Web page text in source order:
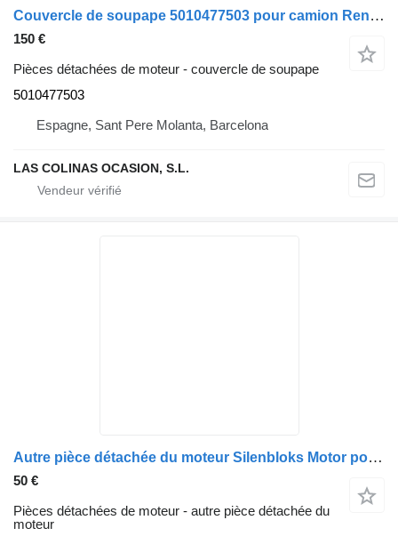
Couvercle de soupape 5010477503 pour camion Renault PREMIUM 420
150 €
Pièces détachées de moteur - couvercle de soupape
5010477503
Espagne, Sant Pere Molanta, Barcelona
LAS COLINAS OCASION, S.L.
Autre pièce détachée du moteur Silenbloks Motor pour camion Renault PREMIUM 420
50 €
Pièces détachées de moteur - autre pièce détachée du
moteur